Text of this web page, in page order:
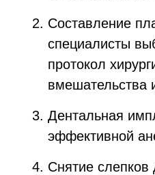
Составление
специалисты
протокол
вмешательства
Дентальная
эффективной
Снятие слепков